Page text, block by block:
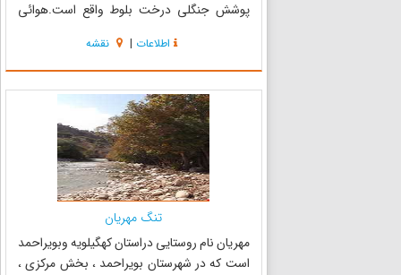
پوشش جنگلی درخت بلوط واقع است.هوائی
و از لابه لای درختان سر به فلک کشیده چنار این
منطقه را به محل گردشگری بسی...
اطلاعات | نقشه
تنگ مهریان
مهریان نام روستایی دراستان کهگیلویه وبویراحمد
است که در شهرستان بویراحمد ، بخش مرکزی ،